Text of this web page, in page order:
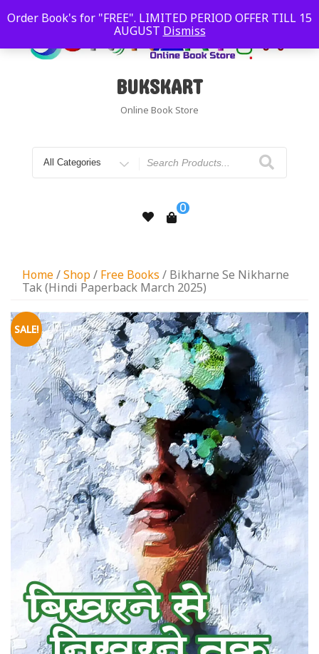
Order Book's for "FREE". LIMITED PERIOD OFFER TILL 15
AUGUST Dismiss
BUKSKART
Online Book Store
0
Home/Shop/ Free Books / Bikharne Se Nikharne
Tak (Hindi Paperback March 2025)
SALE!